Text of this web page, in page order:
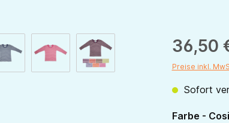
36,50
Preise inkl.
Sofort
Farbe -